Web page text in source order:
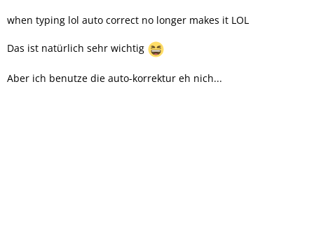
when typing lol auto correct no longer makes it LOL
Das ist natürlich sehr wichtig
Aber ich benutze die auto-korrektur eh nich...